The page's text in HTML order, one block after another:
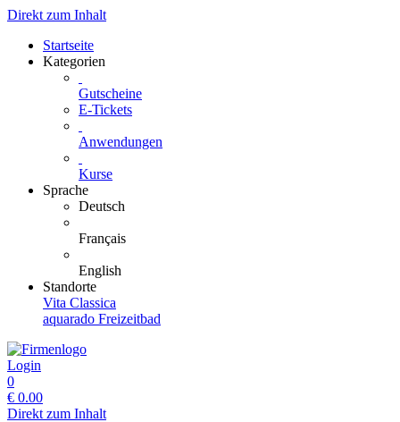
Direkt zum Inhalt
Startseite
Kategorien
Gutscheine
E-Tickets
Anwendungen
Kurse
Sprache
Deutsch
Français
English
Standorte
Vita Classica
aquarado Freizeitbad
Login
0
€ 0.00
Direkt zum Inhalt